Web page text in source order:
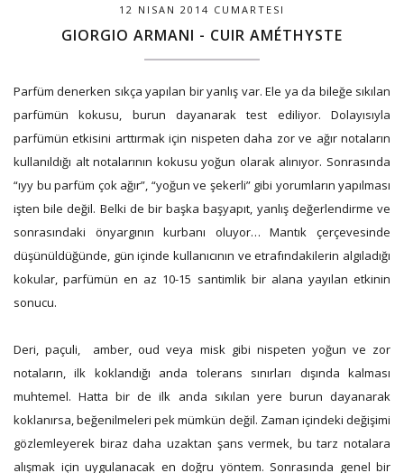
12 NISAN 2014 CUMARTESI
GIORGIO ARMANI - CUIR AMÉTHYSTE
Parfüm denerken sıkça yapılan bir yanlış var. Ele ya da bileğe sıkılan
parfümün kokusu, burun dayanarak test ediliyor. Dolayısıyla
parfümün etkisini arttırmak için nispeten daha zor ve ağır notaların
kullanıldığı alt notalarının kokusu yoğun olarak alınıyor. Sonrasında
“ıyy bu parfüm çok ağır”, “yoğun ve şekerli” gibi yorumların yapılması
işten bile değil. Belki de bir başka başyapıt, yanlış değerlendirme ve
sonrasındaki önyargının kurbanı oluyor… Mantık çerçevesinde
düşünüldüğünde, gün içinde kullanıcının ve etrafındakilerin algıladığı
kokular, parfümün en az 10-15 santimlik bir alana yayılan etkinin
sonucu.
Deri, paçuli, amber, oud veya misk gibi nispeten yoğun ve zor
notaların, ilk koklandığı anda tolerans sınırları dışında kalması
muhtemel. Hatta bir de ilk anda sıkılan yere burun dayanarak
koklanırsa, beğenilmeleri pek mümkün değil. Zaman içindeki değişimi
gözlemleyerek biraz daha uzaktan şans vermek, bu tarz notalara
alışmak için uygulanacak en doğru yöntem. Sonrasında genel bir